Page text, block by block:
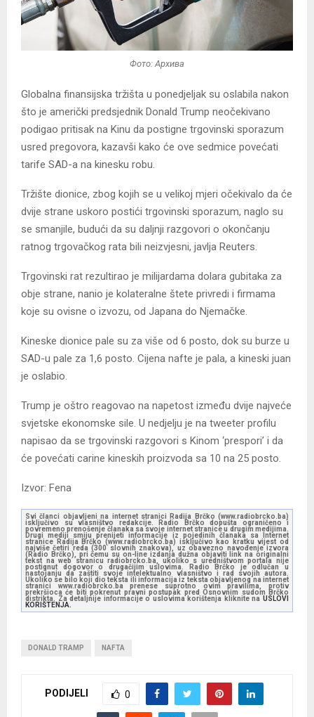
Фото: Архива
Globalna finansijska tržišta u ponedjeljak su oslabila nakon
što je američki predsjednik Donald Trump neočekivano
podigao pritisak na Kinu da postigne trgovinski sporazum
usred pregovora, kazavši kako će ove sedmice povećati
tarife SAD-a na kinesku robu.
Tržište dionice, zbog kojih se u velikoj mjeri očekivalo da će
dvije strane uskoro postići trgovinski sporazum, naglo su
se smanjile, budući da su daljnji razgovori o okončanju
ratnog trgovačkog rata bili neizvjesni, javlja Reuters.
Trgovinski rat rezultirao je milijardama dolara gubitaka za
obje strane, nanio je kolateralne štete privredi i firmama
koje su ovisne o izvozu, od Japana do Njemačke.
Kineske dionice pale su za više od 6 posto, dok su burze u
SAD-u pale za 1,6 posto. Cijena nafte je pala, a kineski juan
je oslabio.
Trump je oštro reagovao na napetost između dvije najveće
svjetske ekonomske sile. U nedjelju je na tweeter profilu
napisao da se trgovinski razgovori s Kinom ‘prespori’ i da
će povećati carine kineskih proizvoda sa 10 na 25 posto.
Izvor: Fena
Svi članci objavljeni na internet stranici Radija Brčko (www.radiobrcko.ba)
isključivo su vlasništvo redakcije. Radio Brčko dopušta ograničeno i
povremeno prenošenje članaka sa svoje internet stranice u drugim medijima.
Drugi mediji smiju prenijeti informacije iz pojedinih članaka sa Internet
stranice Radija Brčko (www.radiobrcko.ba) isključivo kao kratku vijest od
najviše četiri reda (300 slovnih znakova), uz obavezno navođenje izvora
(Radio Brčko), pri čemu su on-line izdanja dužna objaviti link na originalni
tekst na web stranicu radiobrcko.ba, ukoliko s uredništvom portala nije
postignut dogovor o drugačijim uslovima. Radio Brčko je odlučan u
nastojanju da zaštiti svoje intelektualno vlasništvo i rad svojih autora.
Ukoliko se bilo koji dio teksta ili informacija iz teksta objavljenog na internet
stranici www.radiobrcko.ba prenese suprotno ovim pravilima, protiv
prekršioca će biti pokrenut pravni postupak pred Osnovnim sudom Brčko
distrikta. Za detaljnije informacije o uslovima korištenja kliknite na USLOVI
KORIŠTENJA.
DONALD TRAMP NAFTA
PODIJELI 0